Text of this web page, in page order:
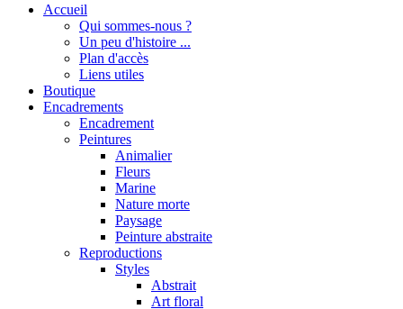
Accueil
Qui sommes-nous ?
Un peu d'histoire ...
Plan d'accès
Liens utiles
Boutique
Encadrements
Encadrement
Peintures
Animalier
Fleurs
Marine
Nature morte
Paysage
Peinture abstraite
Reproductions
Styles
Abstrait
Art floral